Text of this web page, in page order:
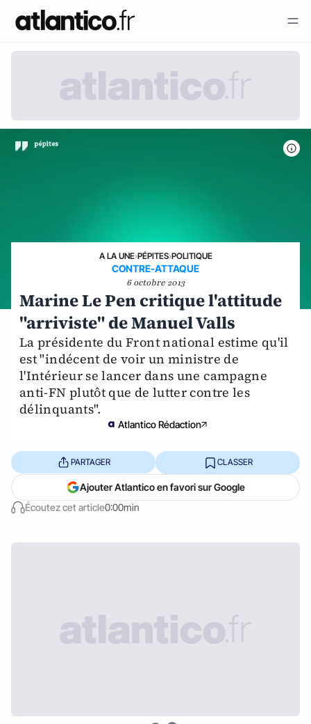
A LA UNE›PÉPITES›POLITIQUE
CONTRE-ATTAQUE
6 octobre 2013
Marine Le Pen critique l'attitude
"arriviste" de Manuel Valls
La présidente du Front national estime qu'il
est "indécent de voir un ministre de
l'Intérieur se lancer dans une campagne
anti-FN plutôt que de lutter contre les
délinquants".
Atlantico Rédaction
Écoutez cet article0:00min
PARTAGER CLASSER
Ajouter Atlantico en favori sur Google